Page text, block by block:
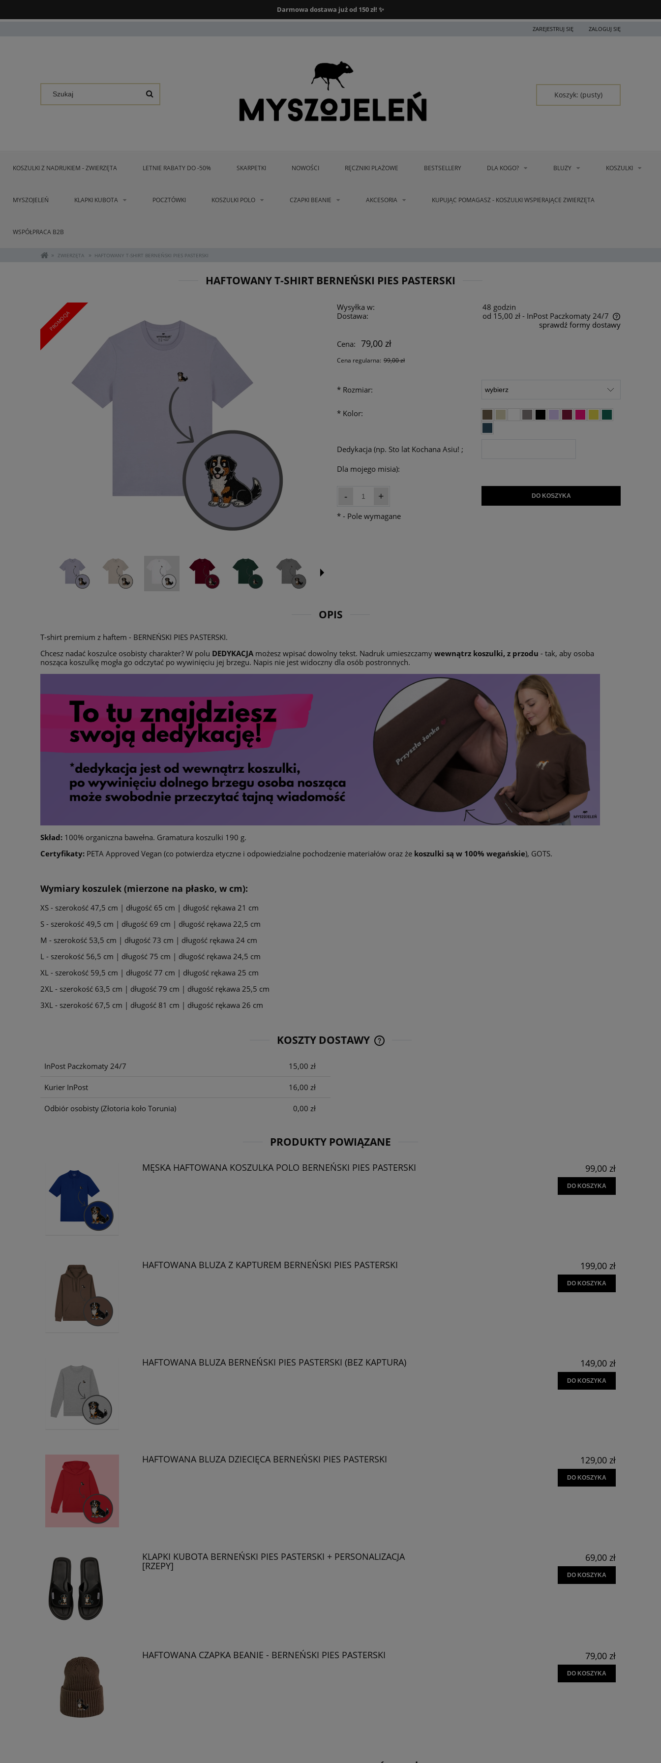
Darmowa dostawa od 150 zł.
Darmowa dostawa już od 150 zł! ✨
ZAREJESTRUJ SIĘ ZALOGUJ SIĘ
Koszyk: (pusty)
KOSZULKI Z NADRUKIEM - ZWIERZĘTA LETNIE RABATY DO -50% SKARPETKI NOWOŚCI RĘCZNIKI PLAŻOWE BESTSELLERY DLA KOGO? BLUZY KOSZULKI
MYSZOJELEŃ KLAPKI KUBOTA POCZTÓWKI KOSZULKI POLO CZAPKI BEANIE AKCESORIA KUPUJĄC POMAGASZ - KOSZULKI WSPIERAJĄCE ZWIERZĘTA
WSPÓŁPRACA B2B
» ZWIERZĘTA » HAFTOWANY T-SHIRT BERNEŃSKI PIES PASTERSKI
HAFTOWANY T-SHIRT BERNEŃSKI PIES PASTERSKI
PROMOCJA
Wysyłka w:
48 godzin
Dostawa:
od 15,00 zł - InPost Paczkomaty 24/7
sprawdź formy dostawy
Cena:
79,00 zł
Cena regularna: 99,00 zł
*Rozmiar:
*Kolor:
Dedykacja (np. Sto lat Kochana Asiu! ;
Dla mojego misia):
- + DO KOSZYKA
*- Pole wymagane
OPIS
T-shirt premium z haftem - BERNEŃSKI PIES PASTERSKI.
Chcesz nadać koszulce osobisty charakter? W polu DEDYKACJA możesz wpisać dowolny tekst. Nadruk umieszczamy wewnątrz koszulki, z przodu - tak, aby osoba
nosząca koszulkę mogła go odczytać po wywinięciu jej brzegu. Napis nie jest widoczny dla osób postronnych.
Skład: 100% organiczna bawełna. Gramatura koszulki 190 g.
Certyfikaty: PETA Approved Vegan (co potwierdza etyczne i odpowiedzialne pochodzenie materiałów oraz że koszulki są w 100% wegańskie), GOTS.
Wymiary koszulek (mierzone na płasko, w cm):
XS - szerokość 47,5 cm | długość 65 cm | długość rękawa 21 cm
S - szerokość 49,5 cm | długość 69 cm | długość rękawa 22,5 cm
M - szerokość 53,5 cm | długość 73 cm | długość rękawa 24 cm
L - szerokość 56,5 cm | długość 75 cm | długość rękawa 24,5 cm
XL - szerokość 59,5 cm | długość 77 cm | długość rękawa 25 cm
2XL - szerokość 63,5 cm | długość 79 cm | długość rękawa 25,5 cm
3XL - szerokość 67,5 cm | długość 81 cm | długość rękawa 26 cm
KOSZTY DOSTAWY
InPost Paczkomaty 24/7 15,00 zł
Kurier InPost 16,00 zł
Odbiór osobisty (Złotoria koło Torunia) 0,00 zł
PRODUKTY POWIĄZANE
MĘSKA HAFTOWANA KOSZULKA POLO BERNEŃSKI PIES PASTERSKI 99,00 zł
DO KOSZYKA
HAFTOWANA BLUZA Z KAPTUREM BERNEŃSKI PIES PASTERSKI 199,00 zł
DO KOSZYKA
HAFTOWANA BLUZA BERNEŃSKI PIES PASTERSKI (BEZ KAPTURA) 149,00 zł
DO KOSZYKA
HAFTOWANA BLUZA DZIECIĘCA BERNEŃSKI PIES PASTERSKI 129,00 zł
DO KOSZYKA
KLAPKI KUBOTA BERNEŃSKI PIES PASTERSKI + PERSONALIZACJA
[RZEPY]
69,00 zł
DO KOSZYKA
HAFTOWANA CZAPKA BEANIE - BERNEŃSKI PIES PASTERSKI 79,00 zł
DO KOSZYKA